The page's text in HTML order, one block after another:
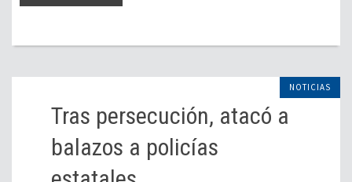
NOTICIAS
Tras persecución, atacó a
balazos a policías